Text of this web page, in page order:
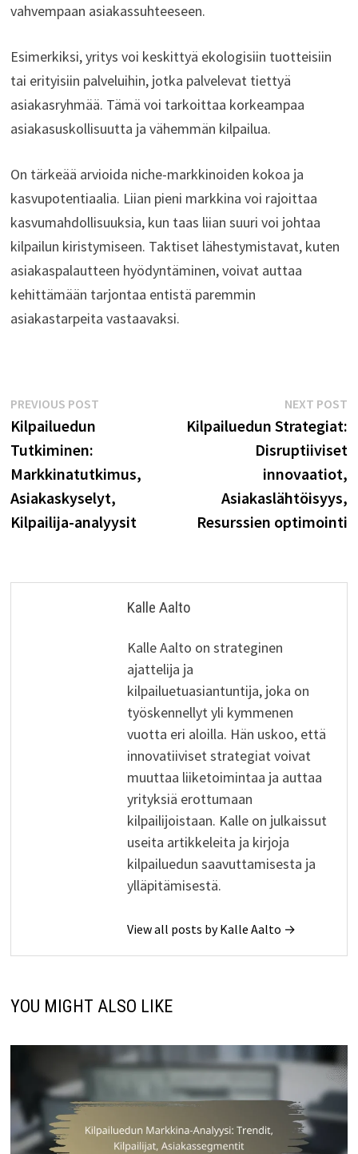
vahvempaan asiakassuhteeseen.
Esimerkiksi, yritys voi keskittyä ekologisiin tuotteisiin
tai erityisiin palveluihin, jotka palvelevat tiettyä
asiakasryhmää. Tämä voi tarkoittaa korkeampaa
asiakasuskollisuutta ja vähemmän kilpailua.
On tärkeää arvioida niche-markkinoiden kokoa ja
kasvupotentiaalia. Liian pieni markkina voi rajoittaa
kasvumahdollisuuksia, kun taas liian suuri voi johtaa
kilpailun kiristymiseen. Taktiset lähestymistavat, kuten
asiakaspalautteen hyödyntäminen, voivat auttaa
kehittämään tarjontaa entistä paremmin
asiakastarpeita vastaavaksi.
Post
navigation
PREVIOUS POSTPrevious
Kilpailuedun
Tutkiminen:
Markkinatutkimus,
Asiakaskyselyt,
Kilpailija-analyysit
NEXT POST
Kilpailuedun Strategiat:
Disruptiiviset
innovaatiot,
Asiakaslähtöisyys,
Resurssien optimointi
Kalle Aalto
Kalle Aalto on strateginen
ajattelija ja
kilpailuetuasiantuntija, joka on
työskennellyt yli kymmenen
vuotta eri aloilla. Hän uskoo, että
innovatiiviset strategiat voivat
muuttaa liiketoimintaa ja auttaa
yrityksiä erottumaan
kilpailijoistaan. Kalle on julkaissut
useita artikkeleita ja kirjoja
kilpailuedun saavuttamisesta ja
ylläpitämisestä.
View all posts by Kalle Aalto →
YOU MIGHT ALSO LIKE